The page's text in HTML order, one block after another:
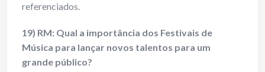
referenciados.
19) RM: Qual a importância dos Festivais de
Música para lançar novos talentos para um
grande público?